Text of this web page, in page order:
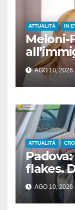
ATTUALITÀ IN
Meloni-
diAGO 10, 2026
ATTUALITÀ
flakes.
AGO 10, 2026